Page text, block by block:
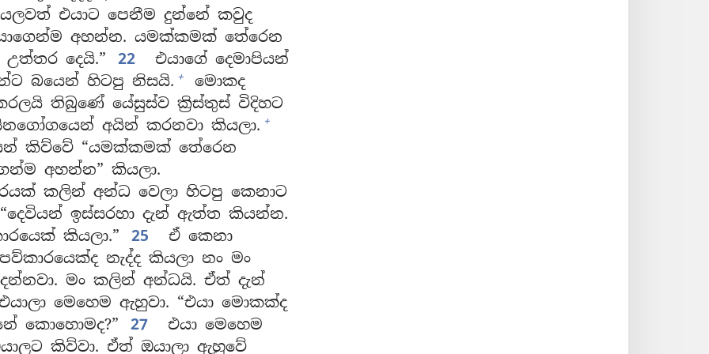
එයාට පෙනීම දුන්නේ කවුද
අහන්න. යමක්කමක් තේරෙන
දෙයි.”
22
එයාගේ දෙමාපියන්
බයෙන් හිටපු නිසයි. +
මොකද
තිබුණේ යේසුස්ව ක්‍රිස්තුස් විදිහට
අයින් කරනවා කියලා. +
කිව්වේ “යමක්කමක් තේරෙන
අහන්න” කියලා.
කලින් අන්ධ වෙලා හිටපු කෙනාට
ඉස්සරහා දැන් ඇත්ත කියන්න.
කියලා.”
25
ඒ කෙනා
නැද්ද කියලා නං මං
මං කලින් අන්ධයි. ඒත් දැන්
මෙහෙම ඇහුවා. “එයා මොකක්ද
කොහොමද?”
27
එයා මෙහෙම
කිව්වා. ඒත් ඔයාලා ඇහුවේ